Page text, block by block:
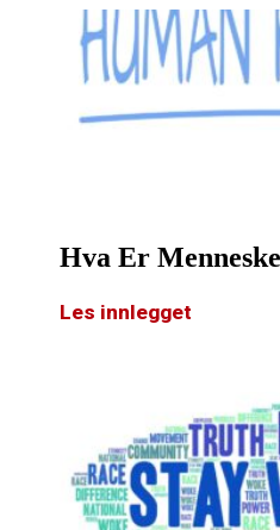
Hva Er
Les innlegget